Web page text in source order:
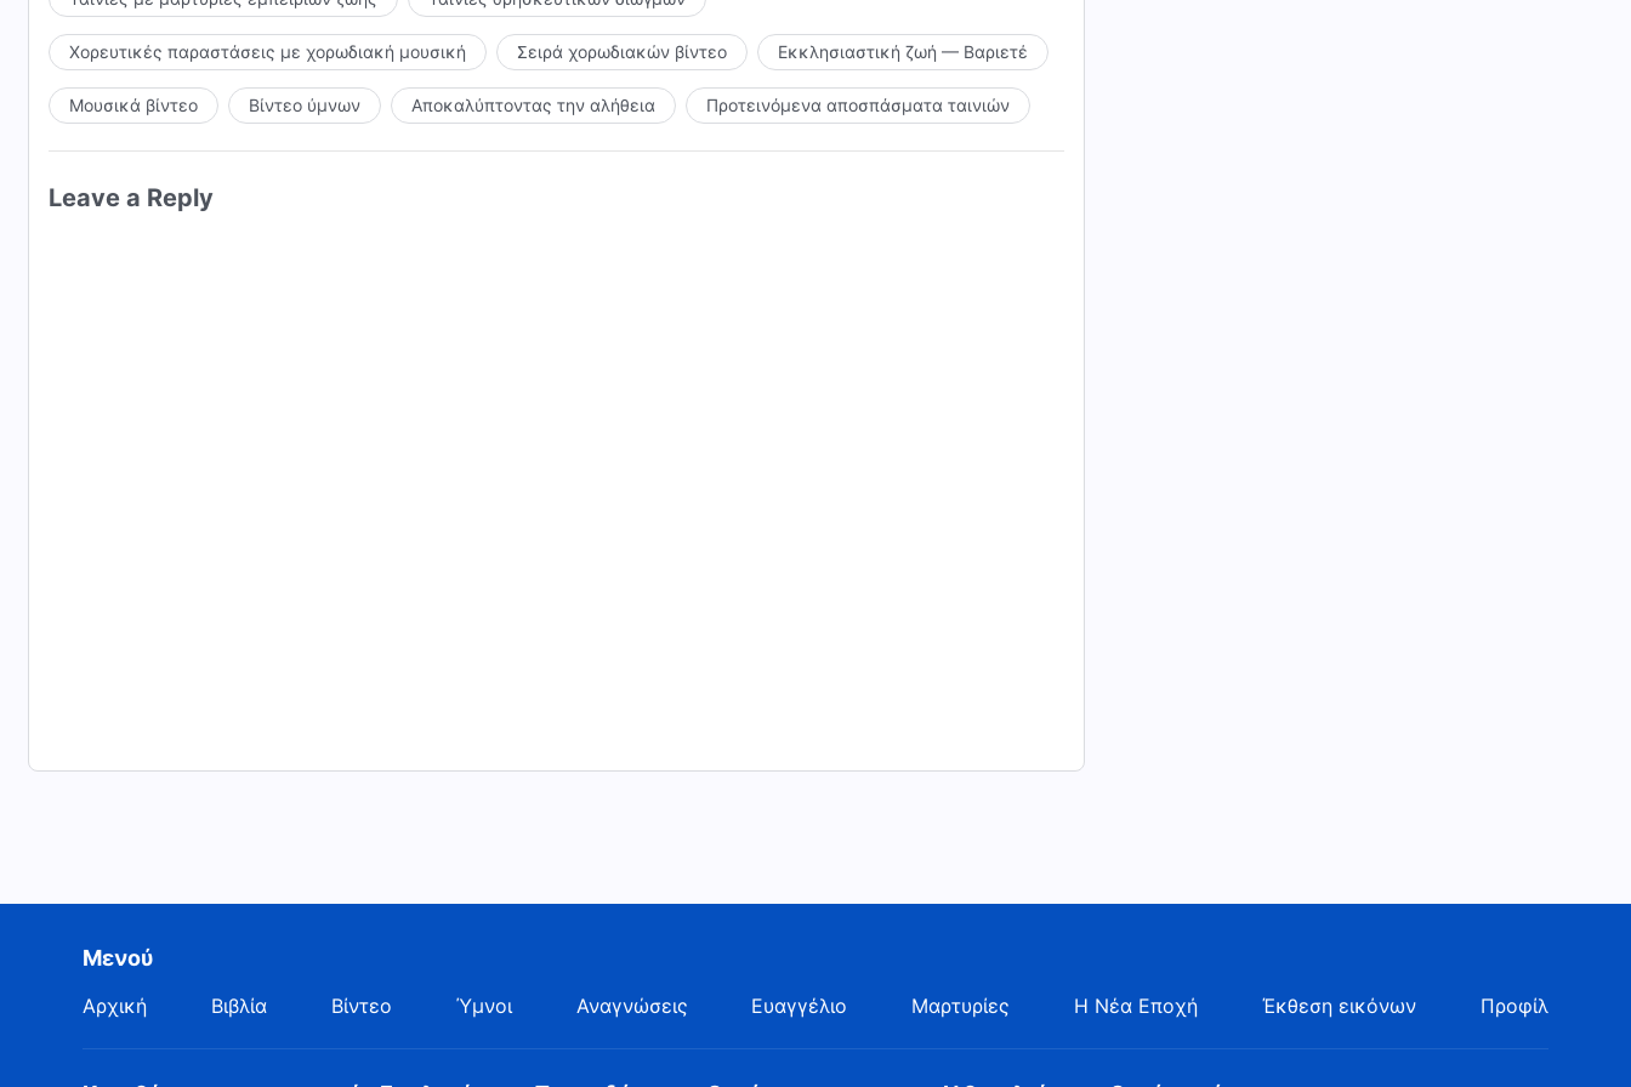
Χορευτικές παραστάσεις με χορωδιακή μουσική Σειρά χορωδιακών βίντεο Εκκλησιαστική ζωή — Βαριετέ
Μουσικά βίντεο Βίντεο ύμνων Αποκαλύπτοντας την αλήθεια Προτεινόμενα αποσπάσματα ταινιών
Leave a Reply
Μενού
Αρχική Βιβλία Βίντεο Ύμνοι Αναγνώσεις Ευαγγέλιο Μαρτυρίες Η Νέα Εποχή Έκθεση εικόνων Προφίλ